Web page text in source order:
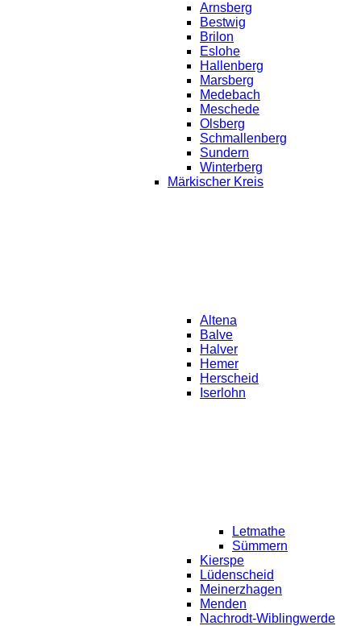
Arnsberg
Bestwig
Brilon
Eslohe
Hallenberg
Marsberg
Medebach
Meschede
Olsberg
Schmallenberg
Sundern
Winterberg
Märkischer Kreis
Altena
Balve
Halver
Hemer
Herscheid
Iserlohn
Letmathe
Sümmern
Kierspe
Lüdenscheid
Meinerzhagen
Menden
Nachrodt-Wiblingwerde